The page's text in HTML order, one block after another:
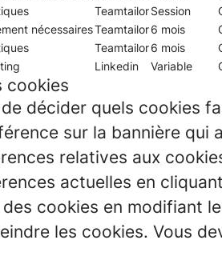
TeamtailorSession
nécessairesTeamtailor6 mois
Teamtailor6 mois
Linkedin Variable
cookies
décider quels cookies
sur la bannière qui
relatives aux
actuelles en
cookies en modifiant
les cookies. Vous